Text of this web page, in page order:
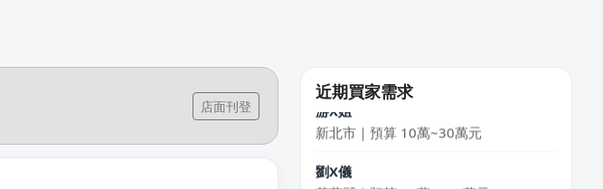
店面刊登
近期買家需求
游X姐
新北市｜預算 10萬~30萬元
花蓮縣｜預算 50萬~100萬元